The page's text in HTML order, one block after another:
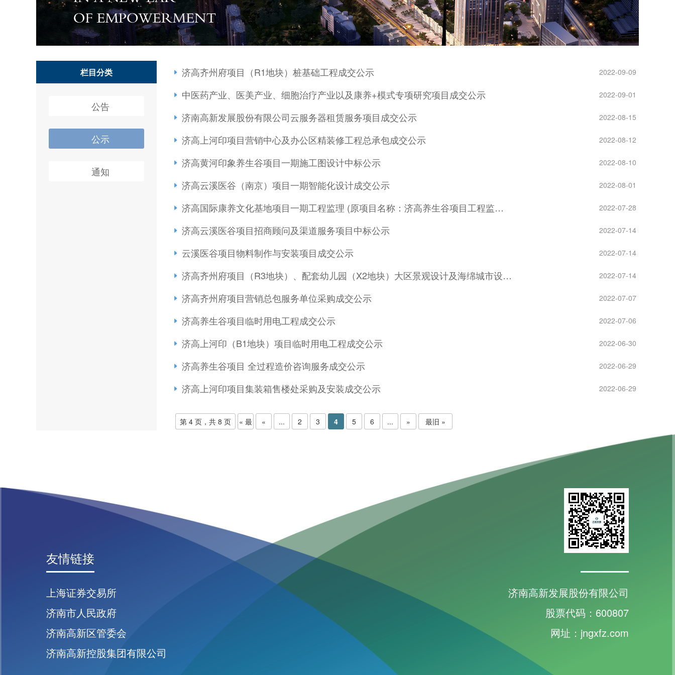
栏目分类
公告
公示
通知
2022-09-09
济高齐州府项目（R1地块）桩基础工程成交公示
2022-09-01
中医药产业、医美产业、细胞治疗产业以及康养+模式专项研究项目成交公示
2022-08-15
济南高新发展股份有限公司云服务器租赁服务项目成交公示
2022-08-12
济高上河印项目营销中心及办公区精装修工程总承包成交公示
2022-08-10
济高黄河印象养生谷项目一期施工图设计中标公示
2022-08-01
济高云溪医谷（南京）项目一期智能化设计成交公示
2022-07-28
济高国际康养文化基地项目一期工程监理 (原项目名称：济高养生谷项目工程监…
2022-07-14
济高云溪医谷项目招商顾问及渠道服务项目中标公示
2022-07-14
云溪医谷项目物料制作与安装项目成交公示
2022-07-14
济高齐州府项目（R3地块）、配套幼儿园（X2地块）大区景观设计及海绵城市设…
2022-07-07
济高齐州府项目营销总包服务单位采购成交公示
2022-07-06
济高养生谷项目临时用电工程成交公示
2022-06-30
济高上河印（B1地块）项目临时用电工程成交公示
2022-06-29
济高养生谷项目 全过程造价咨询服务成交公示
2022-06-29
济高上河印项目集装箱售楼处采购及安装成交公示
第 4 页，共 8 页
« 最
« ... 2 3 4 5 6 ... » 最旧 »
友情链接
上海证券交易所
济南市人民政府
济南高新区管委会
济南高新控股集团有限公司
济南高新发展股份有限公司
股票代码：600807
网址：jngxfz.com